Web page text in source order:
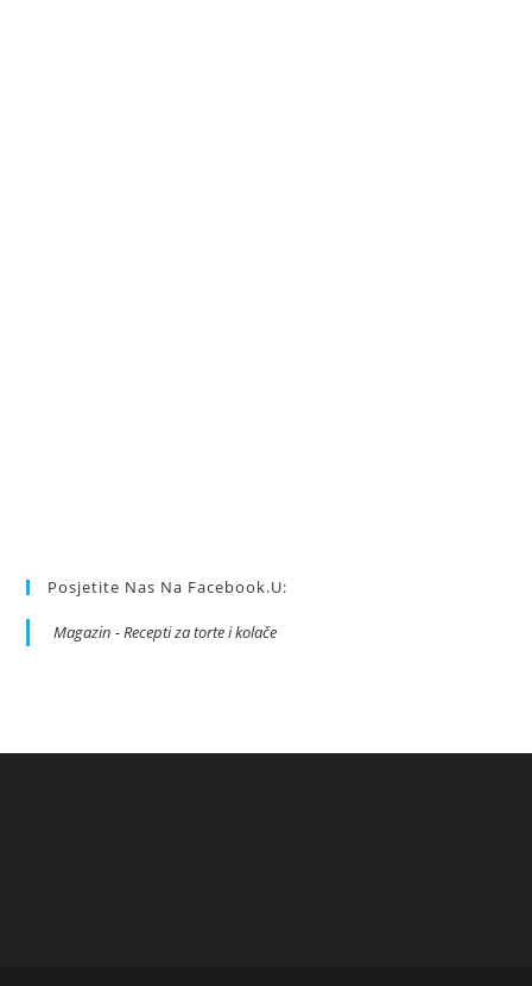
Posjetite Nas Na Facebook.u:
Magazin - Recepti za torte i kolače